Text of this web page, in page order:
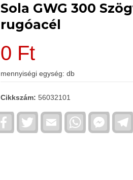
Sola GWG 300
rugóacél
0 Ft
mennyiségi egység: db
Cikkszám:56032101
FacebookTwitter Email WhatsApp